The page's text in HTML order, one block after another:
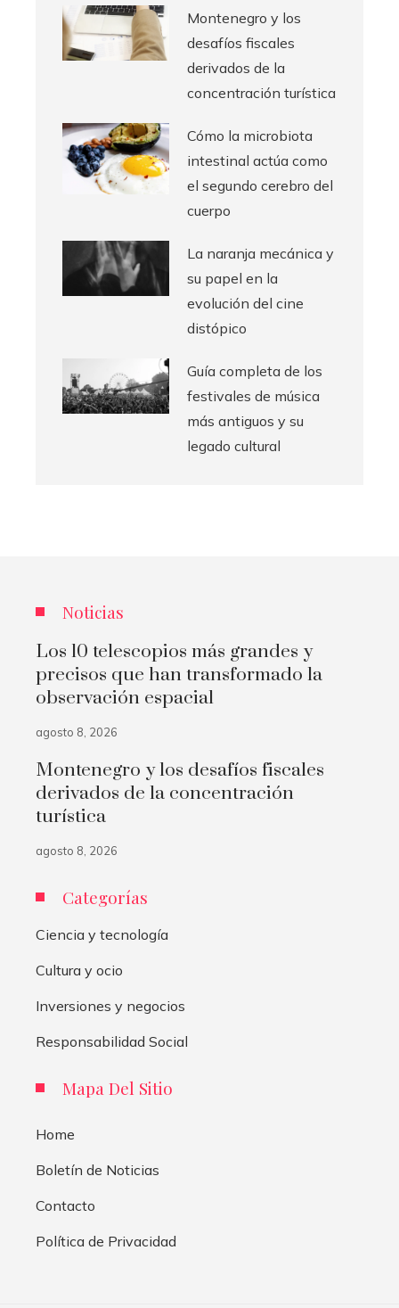
Montenegro y los
desafíos fiscales
derivados de la
concentración turística
Cómo la microbiota
intestinal actúa como
el segundo cerebro del
cuerpo
La naranja mecánica y
su papel en la
evolución del cine
distópico
Guía completa de los
festivales de música
más antiguos y su
legado cultural
Noticias
Los 10 telescopios más grandes y
precisos que han transformado la
observación espacial
agosto 8, 2026
Montenegro y los desafíos fiscales
derivados de la concentración
turística
agosto 8, 2026
Categorías
Ciencia y tecnología
Cultura y ocio
Inversiones y negocios
Responsabilidad Social
Mapa Del Sitio
Home
Boletín de Noticias
Contacto
Política de Privacidad